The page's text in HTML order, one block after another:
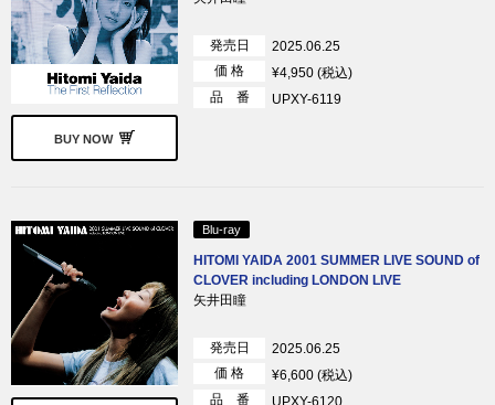
BUY NOW
発売日
2025.06.25
価 格
¥4,950 (税込)
品 番
UPXY-6119
Blu-ray
HITOMI YAIDA 2001 SUMMER LIVE SOUND of
CLOVER including LONDON LIVE
矢井田瞳
発売日
2025.06.25
価 格
¥6,600 (税込)
品 番
UPXY-6120